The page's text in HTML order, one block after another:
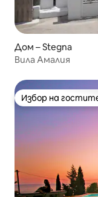
Дом – Stegna
Вила Амалия
Избор на
Избор на